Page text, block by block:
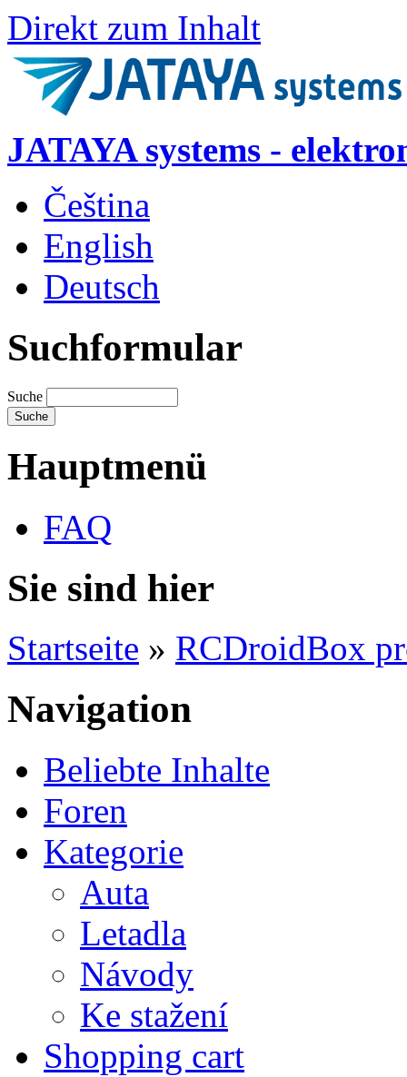
Direkt zum Inhalt
JATAYA systems -
Čeština
English
Deutsch
Suchformular
Suche
Hauptmenü
FAQ
Sie sind hier
Startseite » RCDroidBox
Navigation
Beliebte Inhalte
Foren
Kategorie
Auta
Letadla
Návody
Ke stažení
Shopping cart